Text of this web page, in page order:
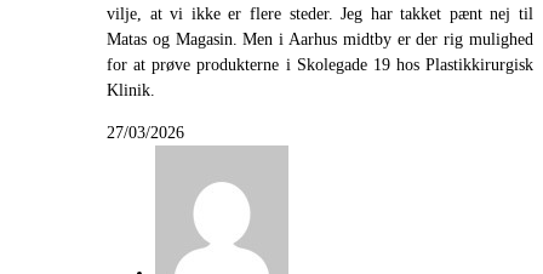
vilje, at vi ikke er flere steder. Jeg har takket pænt nej til
Matas og Magasin. Men i Aarhus midtby er der rig mulighed
for at prøve produkterne i Skolegade 19 hos Plastikkirurgisk
Klinik.
27/03/2026